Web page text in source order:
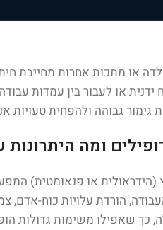
או מתכות אחרות מחייבת
או לעבור בין עמדות
גבוהה ולהפחית טעויות
ומה
או פנאומטית)
הורדת עלויות כוח-אדם,
כך שאפילו משימות גדולות